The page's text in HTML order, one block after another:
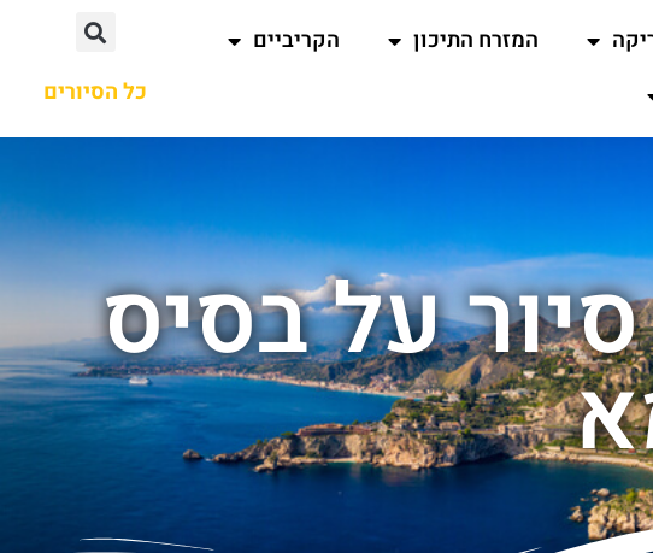
המזרח התיכון
הקריביים
כל הסיורים
על בסיס